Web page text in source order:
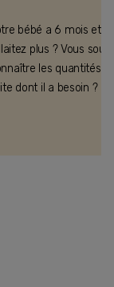
bébé a 6 mois et
plus ? Vous
les quantités
dont il a besoin ?